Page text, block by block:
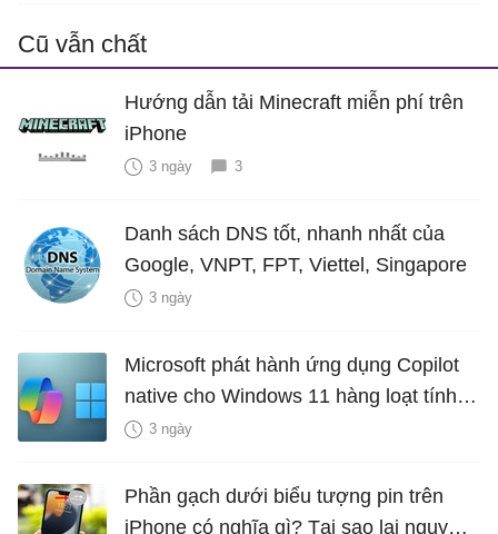
Cũ vẫn chất
Hướng dẫn tải Minecraft miễn phí trên
iPhone
3 ngày 3
Danh sách DNS tốt, nhanh nhất của
Google, VNPT, FPT, Viettel, Singapore
3 ngày
Microsoft phát hành ứng dụng Copilot
native cho Windows 11 hàng loạt tính
năng mới Hữu Ích
3 ngày
Phần gạch dưới biểu tượng pin trên
iPhone có nghĩa gì? Tại sao lại nguy